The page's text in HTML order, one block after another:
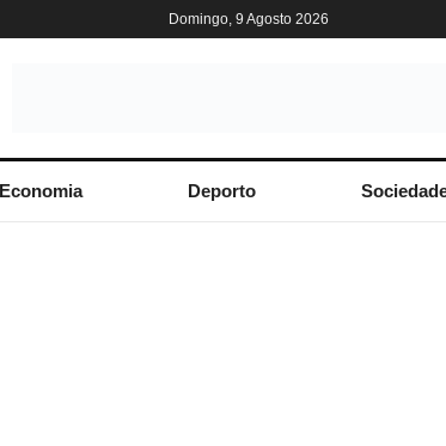
Domingo, 9 Agosto 2026
Economia Deporto